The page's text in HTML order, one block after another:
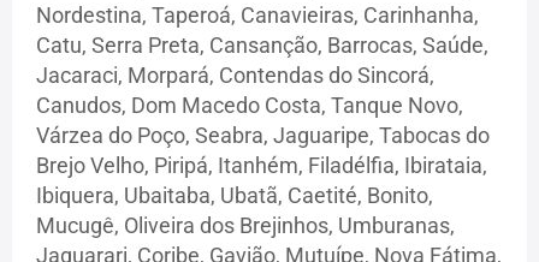
Nordestina, Taperoá, Canavieiras, Carinhanha,
Catu, Serra Preta, Cansanção, Barrocas, Saúde,
Jacaraci, Morpará, Contendas do Sincorá,
Canudos, Dom Macedo Costa, Tanque Novo,
Várzea do Poço, Seabra, Jaguaripe, Tabocas do
Brejo Velho, Piripá, Itanhém, Filadélfia, Ibirataia,
Ibiquera, Ubaitaba, Ubatã, Caetité, Bonito,
Mucugê, Oliveira dos Brejinhos, Umburanas,
Jaguarari, Coribe, Gavião, Mutuípe, Nova Fátima,